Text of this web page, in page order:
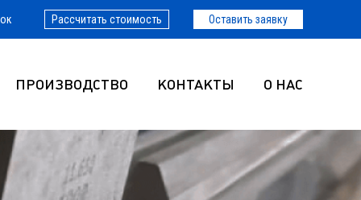
Рассчитать стоимость Оставить заявку
ПРОИЗВОДСТВО КОНТАКТЫ О НАС